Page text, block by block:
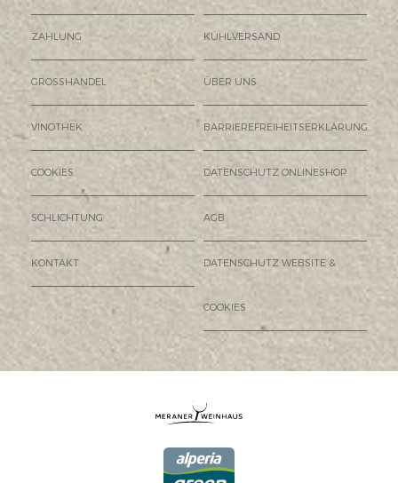
ZAHLUNG KÜHLVERSAND
GROSSHANDEL ÜBER UNS
VINOTHEK BARRIEREFREIHEITSERKLÄRUNG
COOKIES DATENSCHUTZ ONLINESHOP
SCHLICHTUNG AGB
KONTAKT DATENSCHUTZ WEBSITE &
COOKIES